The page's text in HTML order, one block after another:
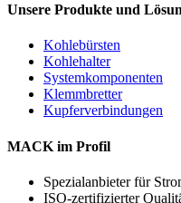
Unsere Produkte und
Kohlebürsten
Kohlehalter
Systemkomponenten
Klemmbretter
Kupferverbindungen
MACK im Profil
Spezialanbieter für
ISO-zertifizierter